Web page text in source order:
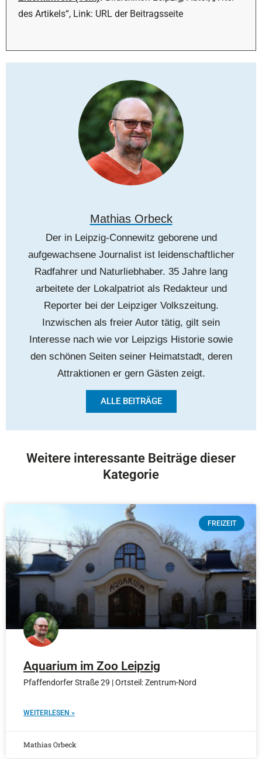
des Artikels“, Link: URL der Beitragsseite
Mathias Orbeck
Der in Leipzig-Connewitz geborene und
aufgewachsene Journalist ist leidenschaftlicher
Radfahrer und Naturliebhaber. 35 Jahre lang
arbeitete der Lokalpatriot als Redakteur und
Reporter bei der Leipziger Volkszeitung.
Inzwischen als freier Autor tätig, gilt sein
Interesse nach wie vor Leipzigs Historie sowie
den schönen Seiten seiner Heimatstadt, deren
Attraktionen er gern Gästen zeigt.
ALLE BEITRÄGE
Weitere interessante Beiträge dieser
Kategorie
FREIZEIT
Aquarium im Zoo Leipzig
Pfaffendorfer Straße 29 | Ortsteil: Zentrum-Nord
WEITERLESEN »
Mathias Orbeck